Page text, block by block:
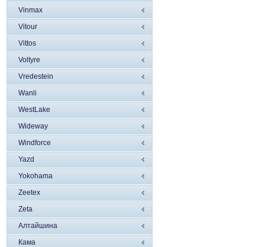
Vinmax
Vitour
Vittos
Voltyre
Vredestein
Wanli
WestLake
Wideway
Windforce
Yazd
Yokohama
Zeetex
Zeta
Алтайшина
Кама